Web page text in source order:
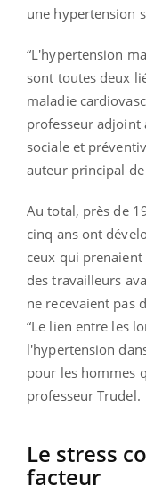
une hypertension
“L'hypertension
sont toutes deux
maladie
professeur adjoint
sociale et
auteur principal
Au total, près de
cinq ans ont
ceux qui
des travailleurs
ne recevaient pas
“Le lien entre les
l'hypertension
pour les hommes
professeur Trudel.
Le stress
facteur